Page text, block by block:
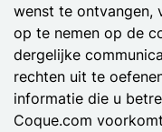
wenst te ontvangen,
op te nemen op de
dergelijke
rechten uit te
informatie die u
Coque.com